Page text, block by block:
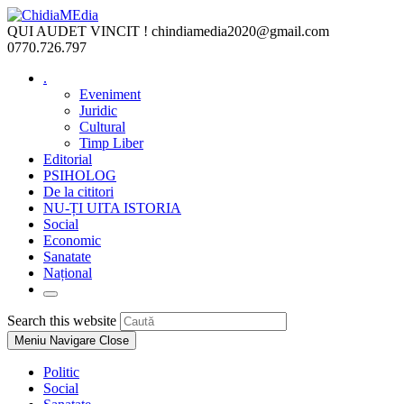
Skip
to
content
QUI AUDET VINCIT ! chindiamedia2020@gmail.com
0770.726.797
.
Eveniment
Juridic
Cultural
Timp Liber
Editorial
PSIHOLOG
De la cititori
NU-ȚI UITA ISTORIA
Social
Economic
Sanatate
Național
Toggle
website
search
Search this website
Escape
Meniu Navigare Close
Politic
Social